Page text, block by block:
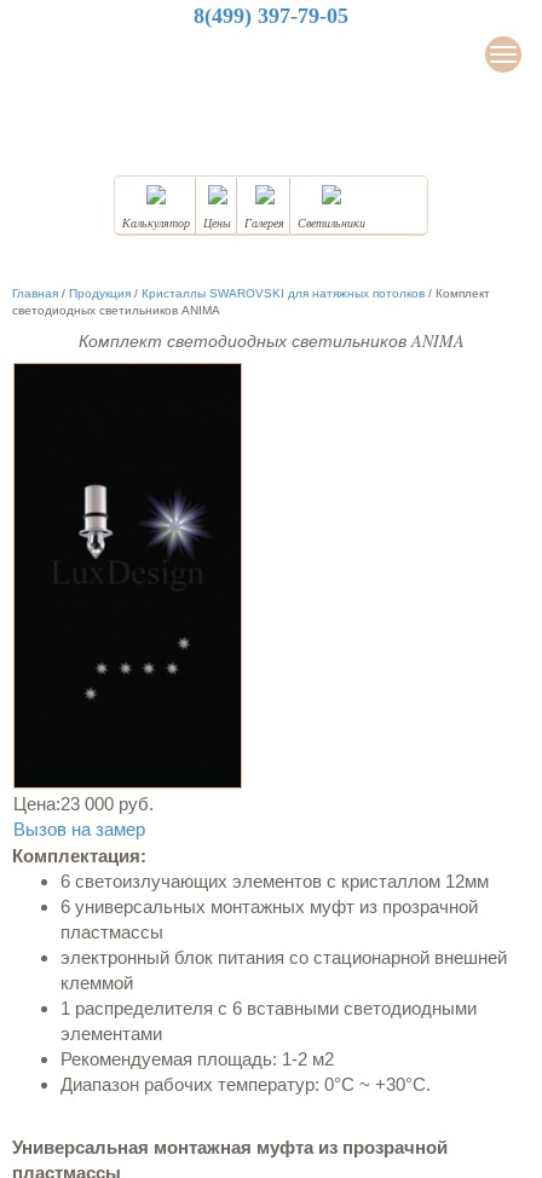
8(499) 397-79-05
Калькулятор Цены Галерея Светильники
Главная / Продукция / Кристаллы SWAROVSKI для натяжных потолков / Комплект
светодиодных светильников ANIMA
Комплект светодиодных светильников ANIMA
Цена:23 000 руб.
Вызов на замер
Комплектация:
6 светоизлучающих элементов с кристаллом 12мм
6 универсальных монтажных муфт из прозрачной
пластмассы
электронный блок питания со стационарной внешней
клеммой
1 распределителя с 6 вставными светодиодными
элементами
Рекомендуемая площадь: 1-2 м2
Диапазон рабочих температур: 0°С ~ +30°С.
Универсальная монтажная муфта из прозрачной
пластмассы